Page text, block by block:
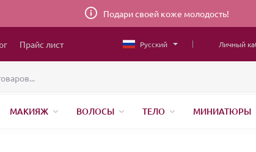
Подари своей коже молодость!
Прайс лист Русский Личный
МАКИЯЖ ВОЛОСЫ ТЕЛО МИНИАТЮРЫ